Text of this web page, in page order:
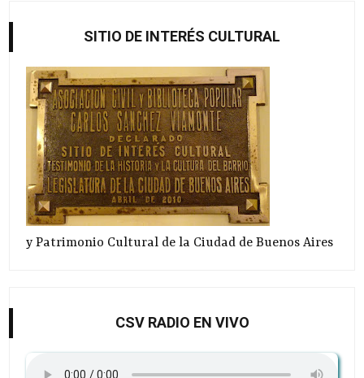
SITIO DE INTERÉS CULTURAL
y Patrimonio Cultural de la Ciudad de Buenos Aires
CSV RADIO EN VIVO